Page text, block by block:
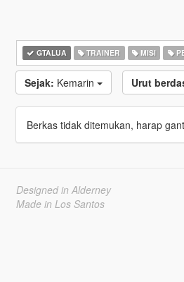
GTALUA TRAINER MISI
Sejak: Kemarin Urut
Berkas tidak ditemukan, harap
Designed in Alderney
Made in Los Santos